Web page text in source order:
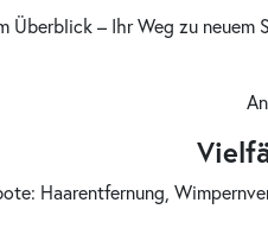
Überblick – Ihr Weg zu neuem
Haarentfernung,